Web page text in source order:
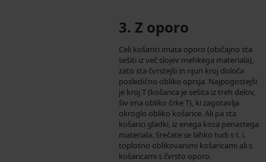
3. Z oporo
Celi košarici imata oporo (običajno sta
sešiti iz več slojev mehkega materiala),
zato sta čvrstejši in njun kroj določa
posledično obliko oprsja. Najpogostejši
je kroj T (košarica je sešita iz treh delov,
šiv ima obliko črke T), ki zagotavlja
okroglo obliko košarice. Ali pa sta
košarici gladki, iz enega kosa penastega
materiala. Srečate se lahko tudi s t. i.
toplotno oblikovanimi košaricami ali s
košaricami s čvrsto oporo.